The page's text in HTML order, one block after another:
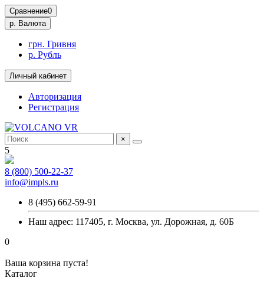
Сравнение0
р. Валюта
грн. Гривня
р. Рубль
Личный кабинет
Авторизация
Регистрация
×
5
8 (800) 500-22-37
info@impls.ru
8 (495) 662-59-91
Наш адрес: 117405, г. Москва, ул. Дорожная, д. 60Б
0
Ваша корзина пуста!
Каталог